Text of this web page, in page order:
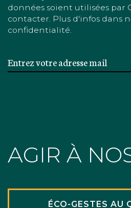
données soient utilisées par
contacter. Plus d'infos dans
confidentialité.
AGIR À
ÉCO-GESTES AU